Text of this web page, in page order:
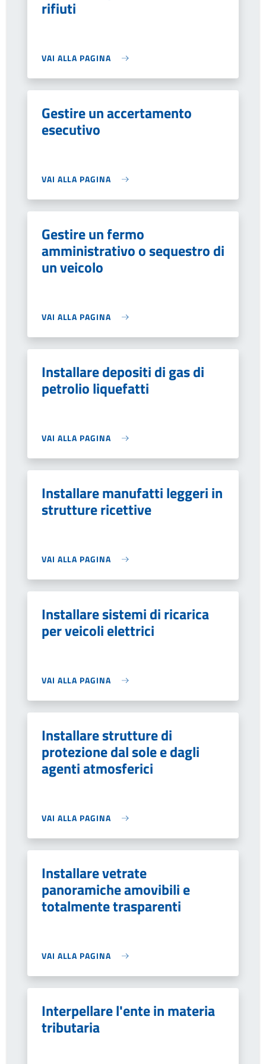
rifiuti
VAI ALLA PAGINA
Gestire un accertamento
esecutivo
VAI ALLA PAGINA
Gestire un fermo
amministrativo o sequestro di
un veicolo
VAI ALLA PAGINA
Installare depositi di gas di
petrolio liquefatti
VAI ALLA PAGINA
Installare manufatti leggeri in
strutture ricettive
VAI ALLA PAGINA
Installare sistemi di ricarica
per veicoli elettrici
VAI ALLA PAGINA
Installare strutture di
protezione dal sole e dagli
agenti atmosferici
VAI ALLA PAGINA
Installare vetrate
panoramiche amovibili e
totalmente trasparenti
VAI ALLA PAGINA
Interpellare l'ente in materia
tributaria